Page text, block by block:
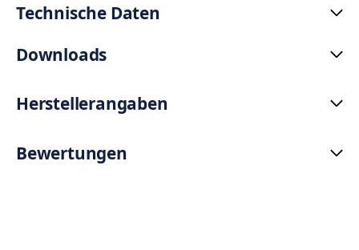
Technische Daten
Downloads
Herstellerangaben
Bewertungen